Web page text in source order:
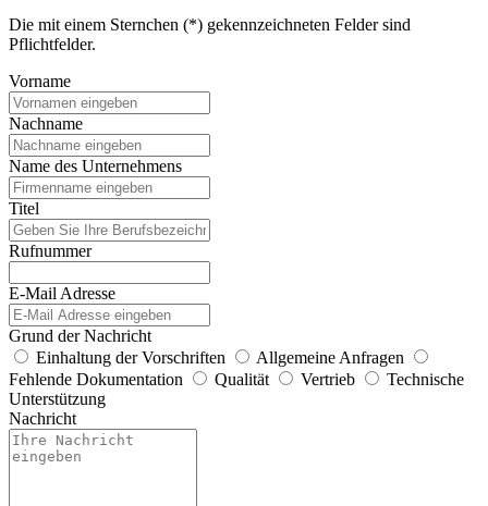
Die mit einem Sternchen (*) gekennzeichneten Felder sind
Pflichtfelder.
Vorname
Nachname
Name des Unternehmens
Titel
Rufnummer
E-Mail Adresse
Grund der Nachricht
Einhaltung der Vorschriften
Allgemeine Anfragen
Fehlende Dokumentation
Qualität Vertrieb
Technische
Unterstützung
Nachricht